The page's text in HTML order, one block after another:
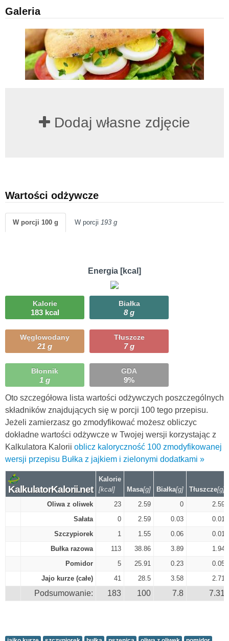
Galeria
Dodaj własne zdjęcie
Wartości odżywcze
W porcji 100 g W porcji 193 g
Energia [kcal]
Kalorie
183 kcal
Białka
8 g
Węglowodany
21 g
Tłuszcze
7 g
Błonnik
1 g
GDA
9%
Oto szczegółowa lista wartości odżywczych poszczególnych
składników znajdujących się w porcji 100 tego przepisu.
Jeżeli zamierzasz go zmodyfikować możesz obliczyc
dokładne wartości odżywcze w Twojej wersji korzystając z
Kalkulatora Kalorii oblicz kaloryczność 100 zmodyfikowanej
wersji przepisu Bułka z jajkiem i zielonymi dodatkami »
KalkulatorKalorii.net
Kalorie
[kcal]
Masa[g] Białka[g] Tłuszcze[g]
Oliwa z oliwek
23 2.59 0
2.59
Sałata
0 2.59 0.03
0.01
Szczypiorek
1 1.55 0.06
0.01
Bułka razowa
113 38.86 3.89
1.94
Pomidor
5 25.91 0.23
0.05
Jajo kurze (całe)
41 28.5 3.58 2.71
Podsumowanie: 183 100 7.8 7.31